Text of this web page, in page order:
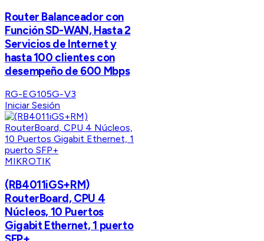
Router Balanceador con
Función SD-WAN, Hasta 2
Servicios de Internet y
hasta 100 clientes con
desempeño de 600 Mbps
RG-EG105G-V3
Iniciar Sesión
MIKROTIK
(RB4011iGS+RM)
RouterBoard, CPU 4
Núcleos, 10 Puertos
Gigabit Ethernet, 1 puerto